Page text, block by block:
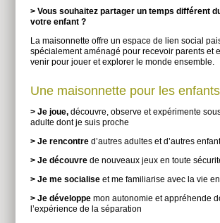
> Vous souhaitez partager un temps différent
votre enfant ?
La maisonnette offre un espace de lien social
spécialement aménagé pour recevoir parents et
venir pour jouer et explorer le monde ensemble.
Une maisonnette pour les enfants
> Je joue,découvre, observe et expérimente
adulte dont je suis proche
> Je rencontred’autres adultes et d’autres
> Je découvrede nouveaux jeux en toute
> Je me socialiseet me familiarise avec la vie
> Je développemon autonomie et appréhende
l’expérience de la séparation